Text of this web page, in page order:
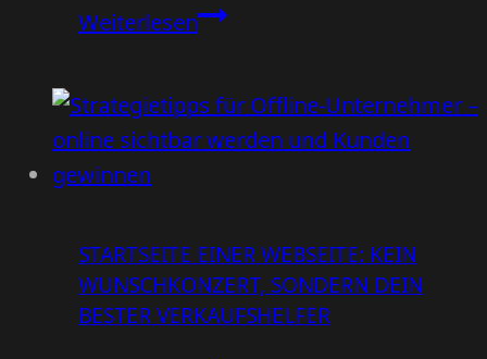
WeiterlesenSocial
Trust:
Warum
Kunden
verliert
STARTSEITE EINER WEBSEITE: KEIN
WUNSCHKONZERT, SONDERN DEIN
BESTER VERKAUFSHELFER